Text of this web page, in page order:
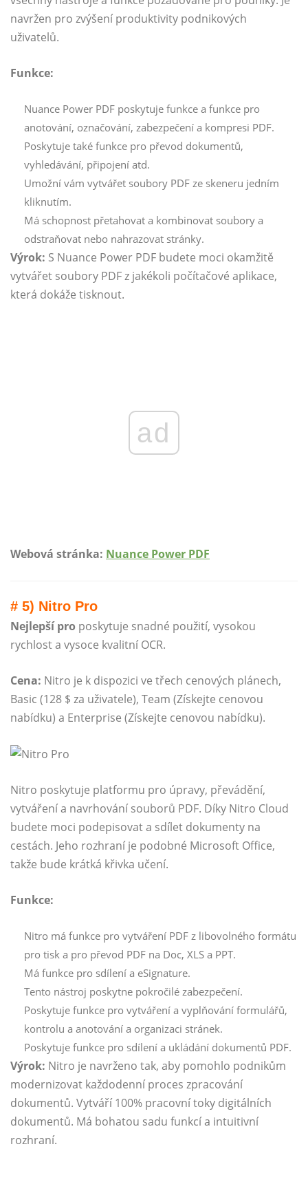
navržen pro zvýšení produktivity podnikových
uživatelů.
Funkce:
Nuance Power PDF poskytuje funkce a funkce pro
anotování, označování, zabezpečení a kompresi PDF.
Poskytuje také funkce pro převod dokumentů,
vyhledávání, připojení atd.
Umožní vám vytvářet soubory PDF ze skeneru jedním
kliknutím.
Má schopnost přetahovat a kombinovat soubory a
odstraňovat nebo nahrazovat stránky.
Výrok: S Nuance Power PDF budete moci okamžitě
vytvářet soubory PDF z jakékoli počítačové aplikace,
která dokáže tisknout.
ad
Webová stránka: Nuance Power PDF
# 5) Nitro Pro
Nejlepší pro poskytuje snadné použití, vysokou
rychlost a vysoce kvalitní OCR.
Cena: Nitro je k dispozici ve třech cenových plánech,
Basic (128 $ za uživatele), Team (Získejte cenovou
nabídku) a Enterprise (Získejte cenovou nabídku).
Nitro poskytuje platformu pro úpravy, převádění,
vytváření a navrhování souborů PDF. Díky Nitro Cloud
budete moci podepisovat a sdílet dokumenty na
cestách. Jeho rozhraní je podobné Microsoft Office,
takže bude krátká křivka učení.
Funkce:
Nitro má funkce pro vytváření PDF z libovolného formátu
pro tisk a pro převod PDF na Doc, XLS a PPT.
Má funkce pro sdílení a eSignature.
Tento nástroj poskytne pokročilé zabezpečení.
Poskytuje funkce pro vytváření a vyplňování formulářů,
kontrolu a anotování a organizaci stránek.
Poskytuje funkce pro sdílení a ukládání dokumentů PDF.
Výrok: Nitro je navrženo tak, aby pomohlo podnikům
modernizovat každodenní proces zpracování
dokumentů. Vytváří 100% pracovní toky digitálních
dokumentů. Má bohatou sadu funkcí a intuitivní
rozhraní.